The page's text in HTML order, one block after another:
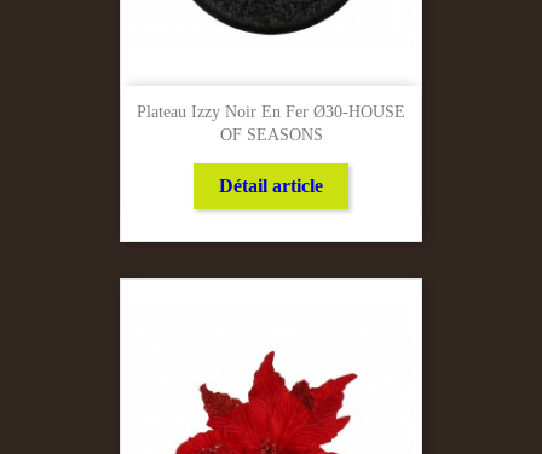
Plateau Izzy Noir En Fer Ø30-HOUSE
OF SEASONS
Détail article